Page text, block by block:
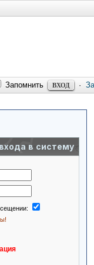
Запомнить ·
в систему